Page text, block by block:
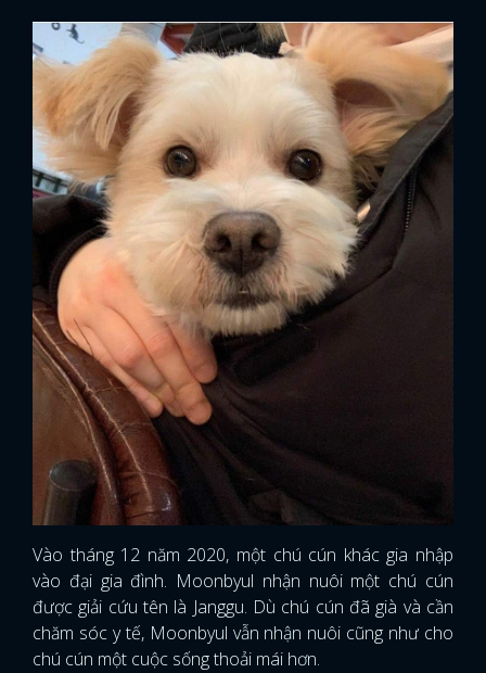
Vào tháng 12 năm 2020, một chú cún khác gia nhập
vào đại gia đình. Moonbyul nhận nuôi một chú cún
được giải cứu tên là Janggu. Dù chú cún đã già và cần
chăm sóc y tế, Moonbyul vẫn nhận nuôi cũng như cho
chú cún một cuộc sống thoải mái hơn.